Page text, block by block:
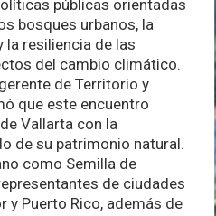
públicas orientadas
bosques urbanos, la
la resiliencia de las
del cambio climático.
de Territorio y
que este encuentro
Vallarta con la
de su patrimonio natural.
como Semilla de
de ciudades
y Puerto Rico, además de